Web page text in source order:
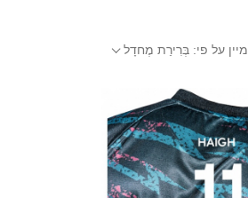
מיין על פי: בְּרִירַת מֶחדָל